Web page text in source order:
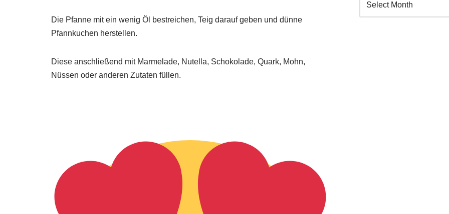
Die Pfanne mit ein wenig Öl bestreichen, Teig darauf geben und dünne
Pfannkuchen herstellen.
Diese anschließend mit Marmelade, Nutella, Schokolade, Quark, Mohn,
Nüssen oder anderen Zutaten füllen.